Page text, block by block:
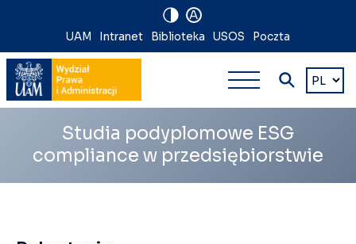
A
Nawigacja
na
skróty
UAM Intranet Biblioteka USOS Poczta
główna
Wybierz
język
Studia podyplomowe ESG
compliance w przedsiębiorstwie